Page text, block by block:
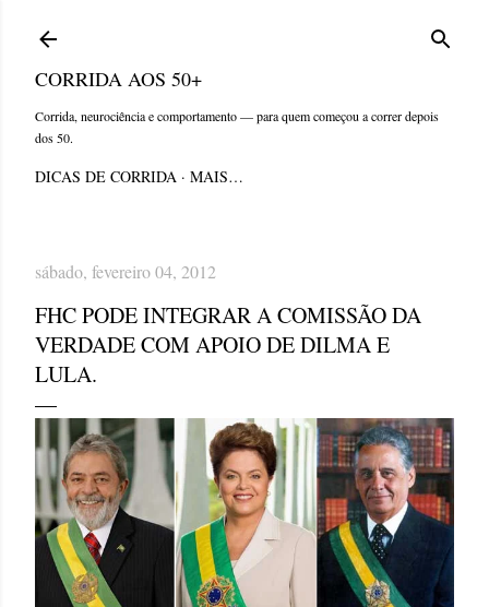
CORRIDA AOS 50+
Corrida, neurociência e comportamento — para quem começou a correr depois
dos 50.
DICAS DE CORRIDA MAIS…
sábado, fevereiro 04, 2012
FHC PODE INTEGRAR A COMISSÃO DA
VERDADE COM APOIO DE DILMA E
LULA.